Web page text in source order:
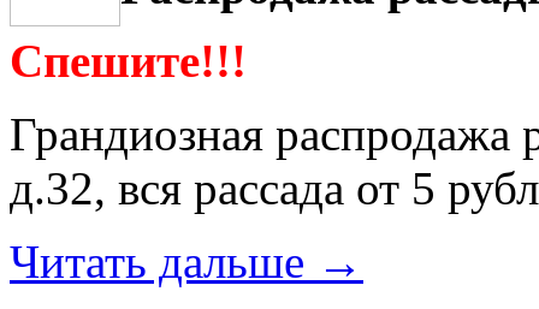
Спешите!!!
Грандиозная распродажа
д.32, вся рассада от 5
Читать дальше →